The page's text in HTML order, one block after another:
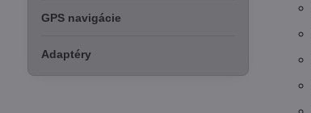
GPS navigácie
Adaptéry